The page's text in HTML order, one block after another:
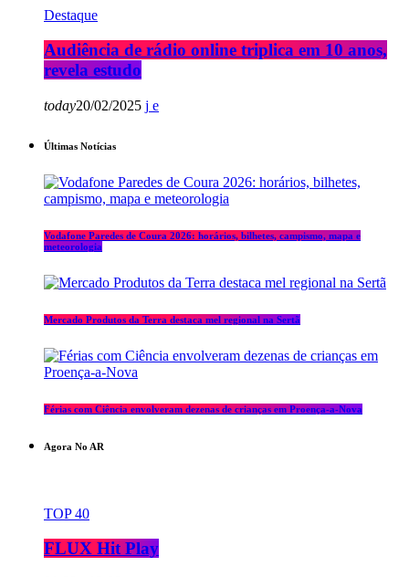
Destaque
Audiência de rádio online triplica em 10 anos,
revela estudo
today20/02/2025
Últimas Notícias
Vodafone Paredes de Coura 2026: horários, bilhetes, campismo, mapa e
meteorologia
Mercado Produtos da Terra destaca mel regional na Sertã
Férias com Ciência envolveram dezenas de crianças em Proença-a-Nova
Agora No AR
TOP 40
FLUX Hit Play